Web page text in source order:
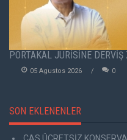
PORTAKAL JÜRİSİNE
05 Agustos 2026 0
SON EKLENENLER
CAS ÜCRETSİZ